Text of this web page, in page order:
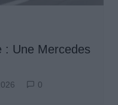
: Une Mercedes
0